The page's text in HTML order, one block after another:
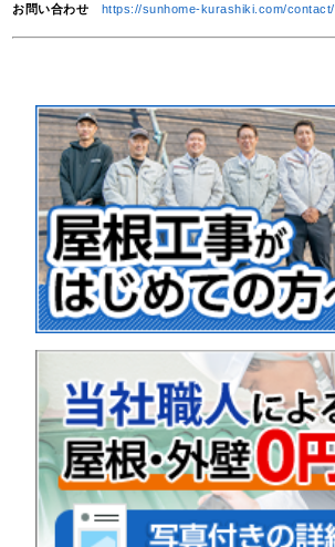
お問い合わせ
https://sunhome-kurashiki.com/contact/